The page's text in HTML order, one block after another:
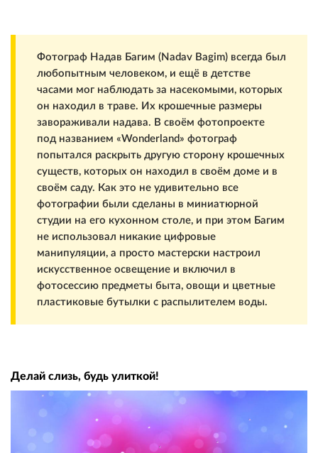
Фотограф Надав Багим (Nadav Bagim) всегда был
любопытным человеком, и ещё в детстве
часами мог наблюдать за насекомыми, которых
он находил в траве. Их крошечные размеры
завораживали надава. В своём фотопроекте
под названием «Wonderland» фотограф
попытался раскрыть другую сторону крошечных
существ, которых он находил в своём доме и в
своём саду. Как это не удивительно все
фотографии были сделаны в миниатюрной
студии на его кухонном столе, и при этом Багим
не использовал никакие цифровые
манипуляции, а просто мастерски настроил
искусственное освещение и включил в
фотосессию предметы быта, овощи и цветные
пластиковые бутылки с распылителем воды.
Делай слизь, будь улиткой!